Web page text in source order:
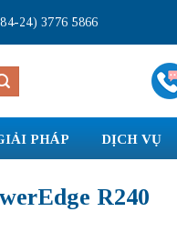
24) 3776 5866
PHÁP DỊCH VỤ
R240